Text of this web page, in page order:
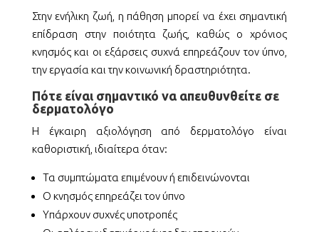
Στην ενήλικη ζωή, η πάθηση μπορεί να έχει σημαντική
επίδραση στην ποιότητα ζωής, καθώς ο χρόνιος
κνησμός και οι εξάρσεις συχνά επηρεάζουν τον ύπνο,
την εργασία και την κοινωνική δραστηριότητα.
Πότε είναι σημαντικό να απευθυνθείτε σε
δερματολόγο
Η έγκαιρη αξιολόγηση από δερματολόγο είναι
καθοριστική, ιδιαίτερα όταν:
Τα συμπτώματα επιμένουν ή επιδεινώνονται
Ο κνησμός επηρεάζει τον ύπνο
Υπάρχουν συχνές υποτροπές